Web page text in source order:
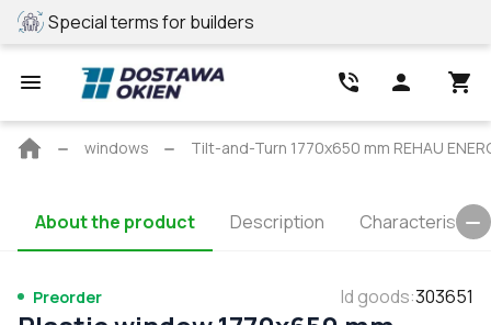
Special terms for builders
Main
windows Tilt-and-Turn 1770x650 mm REHAU
About the product Description Characteristics
Preorder Id goods:303651